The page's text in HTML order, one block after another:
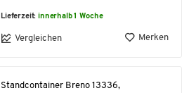
Lieferzeit:innerhalb 1 Woche
Vergleichen Merken
Standcontainer Breno 13336,